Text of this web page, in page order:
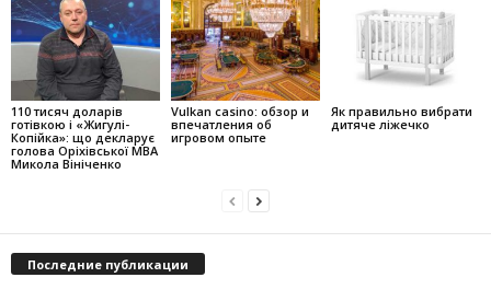
110 тисяч доларів
готівкою і «Жигулі-
Копійка»: що декларує
голова Оріхівської МВА
Микола Вініченко
Vulkan casino: обзор и
впечатления об
игровом опыте
Як правильно вибрати
дитяче ліжечко
Последние публикации